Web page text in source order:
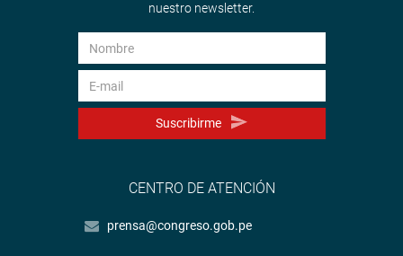
nuestro newsletter.
Suscribirme
CENTRO DE ATENCIÓN
prensa@congreso.gob.pe